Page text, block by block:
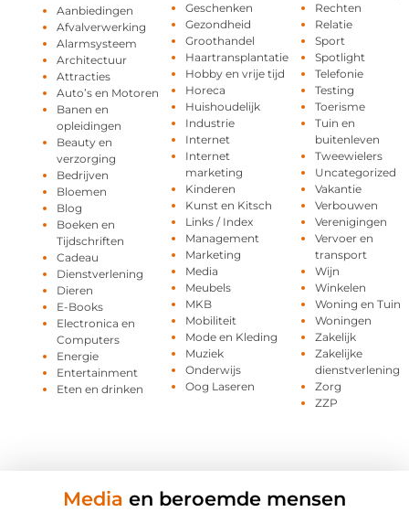
Aanbiedingen
Afvalverwerking
Alarmsysteem
Architectuur
Attracties
Auto’s en Motoren
Banen en
opleidingen
Beauty en
verzorging
Bedrijven
Bloemen
Blog
Boeken en
Tijdschriften
Cadeau
Dienstverlening
Dieren
E-Books
Electronica en
Computers
Energie
Entertainment
Eten en drinken
Geschenken
Gezondheid
Groothandel
Haartransplantatie
Hobby en vrije tijd
Horeca
Huishoudelijk
Industrie
Internet
Internet
marketing
Kinderen
Kunst en Kitsch
Links / Index
Management
Marketing
Media
Meubels
MKB
Mobiliteit
Mode en Kleding
Muziek
Onderwijs
Oog Laseren
Rechten
Relatie
Sport
Spotlight
Telefonie
Testing
Toerisme
Tuin en
buitenleven
Tweewielers
Uncategorized
Vakantie
Verbouwen
Verenigingen
Vervoer en
transport
Wijn
Winkelen
Woning en Tuin
Woningen
Zakelijk
Zakelijke
dienstverlening
Zorg
ZZP
Media en beroemde mensen